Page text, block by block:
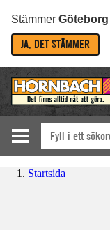
Stämmer Göteborg
JA, DET STÄMMER
Startsida